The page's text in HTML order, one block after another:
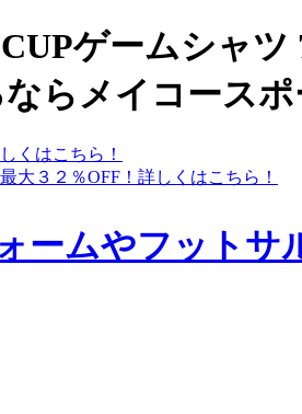
ゲームシャ
らメイコースポ
くはこちら！
大３２％OFF！ 詳しくはこちら！
ームやフットサ